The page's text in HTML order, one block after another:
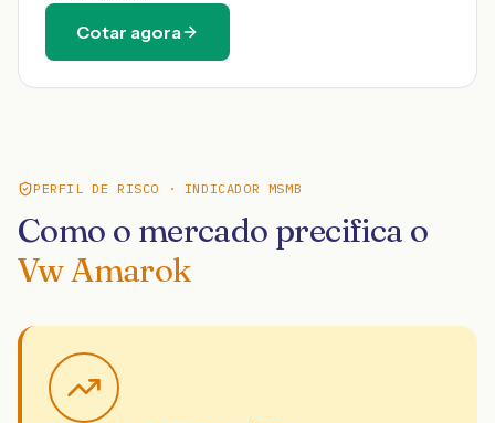
Cotar agora
PERFIL DE RISCO · INDICADOR MSMB
Como o mercado precifica o
Vw Amarok